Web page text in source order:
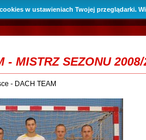
w ustawieniach Twojej przeglądarki.
- MISTRZ SEZONU
- DACH TEAM